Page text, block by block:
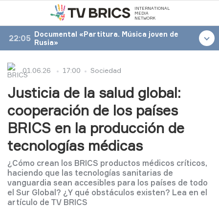
INTERNATIONAL
MEDIA
NETWORK
22:05 Documental «Partitura. Música joven de
Rusia»
01.06.26 17:00 Sociedad
Justicia de la salud global:
cooperación de los países
BRICS en la producción de
tecnologías médicas
¿Cómo crean los BRICS productos médicos críticos,
haciendo que las tecnologías sanitarias de
vanguardia sean accesibles para los países de todo
el Sur Global? ¿Y qué obstáculos existen? Lea en el
artículo de TV BRICS